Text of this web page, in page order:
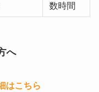
数時間
へ
はこちら